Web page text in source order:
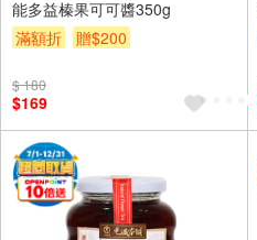
能多益榛果可可醬350g
滿額折
贈$200
$ 180
$169